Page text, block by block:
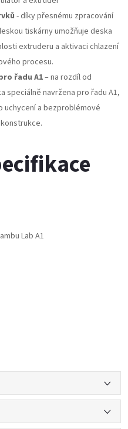
- díky přesnému zpracování
tiskárny umožňuje deska
extruderu a aktivaci chlazení
procesu.
řadu A1– na rozdíl od
speciálně navržena pro řadu A1,
a bezproblémové
Lab A1